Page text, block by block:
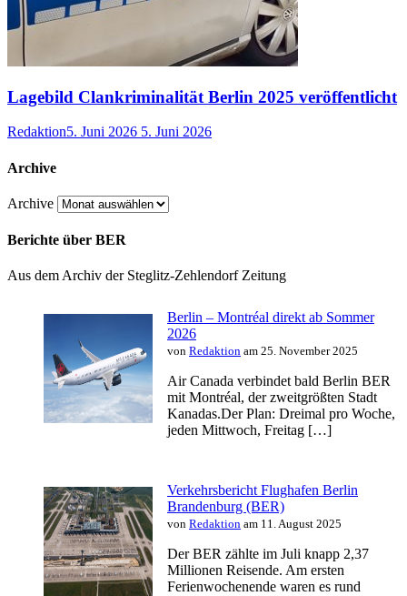
Lagebild Clankriminalität Berlin 2025 veröffentlicht
Redaktion5. Juni 2026 5. Juni 2026
Archive
Archive
Berichte über BER
Aus dem Archiv der Steglitz-Zehlendorf Zeitung
Berlin – Montréal direkt ab Sommer
2026
von Redaktion am 25. November 2025
Air Canada verbindet bald Berlin BER
mit Montréal, der zweitgrößten Stadt
Kanadas.Der Plan: Dreimal pro Woche,
jeden Mittwoch, Freitag […]
Verkehrsbericht Flughafen Berlin
Brandenburg (BER)
von Redaktion am 11. August 2025
Der BER zählte im Juli knapp 2,37
Millionen Reisende. Am ersten
Ferienwochenende waren es rund